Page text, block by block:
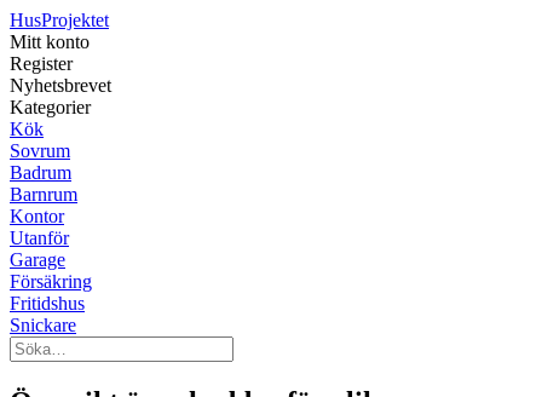
HusProjektet
Mitt konto
Register
Nyhetsbrevet
Kategorier
Kök
Sovrum
Badrum
Barnrum
Kontor
Utanför
Garage
Försäkring
Fritidshus
Snickare